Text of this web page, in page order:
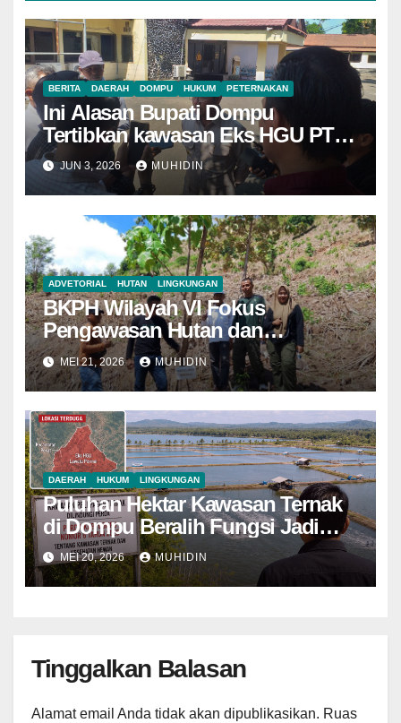
BERITA DAERAH DOMPU HUKUM PETERNAKAN
Ini Alasan Bupati Dompu
Tertibkan kawasan Eks HGU PT
Lawata Permai
JUN 3, 2026 MUHIDIN
ADVETORIAL HUTAN LINGKUNGAN
BKPH Wilayah VI Fokus
Pengawasan Hutan dan
Pemantauan Demplot di KH Riwo
MEI 21, 2026 MUHIDIN
DAERAH HUKUM LINGKUNGAN
Puluhan Hektar Kawasan Ternak
di Dompu Beralih Fungsi Jadi
Tambak Udang
MEI 20, 2026 MUHIDIN
Tinggalkan Balasan
Alamat email Anda tidak akan dipublikasikan. Ruas